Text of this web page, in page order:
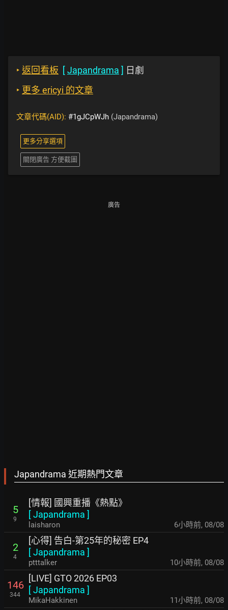
‣ 返回看板 [Japandrama ] 日劇
‣ 更多 ericyi 的文章
文章代碼(AID): #1gJCpWJh (Japandrama)
更多分享選項
關閉廣告 方便截圖
廣告
Japandrama 近期熱門文章
5
9
[情報] 國興重播《熱點》
[Japandrama ]
laisharon 6小時前, 08/08
2
4
[心得] 告白-第25年的秘密 EP4
[Japandrama ]
ptttalker 10小時前, 08/08
146
344
[LIVE] GTO 2026 EP03
[Japandrama ]
MikaHakkinen 11小時前, 08/08